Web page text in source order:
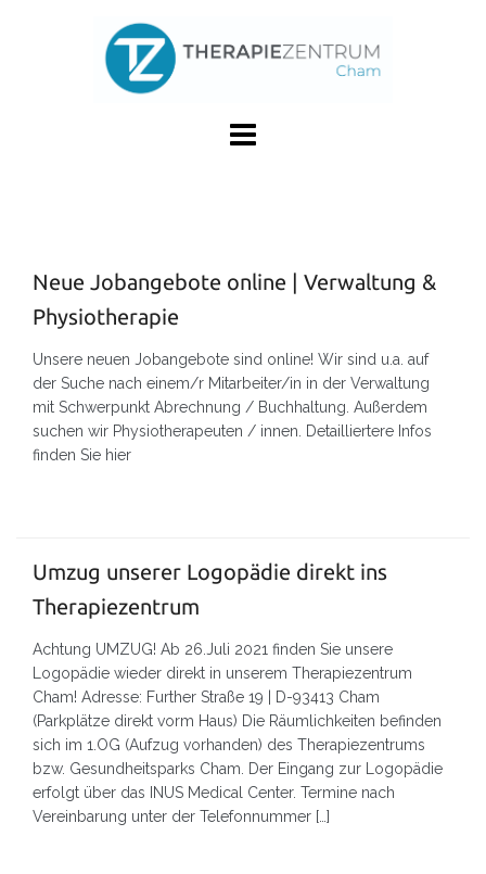
Neue Jobangebote online | Verwaltung &
Physiotherapie
Unsere neuen Jobangebote sind online! Wir sind u.a. auf
der Suche nach einem/r Mitarbeiter/in in der Verwaltung
mit Schwerpunkt Abrechnung / Buchhaltung. Außerdem
suchen wir Physiotherapeuten / innen. Detailliertere Infos
finden Sie hier
Umzug unserer Logopädie direkt ins
Therapiezentrum
Achtung UMZUG! Ab 26.Juli 2021 finden Sie unsere
Logopädie wieder direkt in unserem Therapiezentrum
Cham! Adresse: Further Straße 19 | D-93413 Cham
(Parkplätze direkt vorm Haus) Die Räumlichkeiten befinden
sich im 1.OG (Aufzug vorhanden) des Therapiezentrums
bzw. Gesundheitsparks Cham. Der Eingang zur Logopädie
erfolgt über das INUS Medical Center. Termine nach
Vereinbarung unter der Telefonnummer […]